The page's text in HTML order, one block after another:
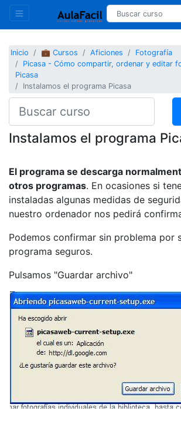
Inicio 💼 Cursos Aficiones
Fotografía
Picasa - Cómo compartir, ordenar y editar
Picasa
Instalamos el programa Picasa
Instalamos el programa
El programa se descarga
otros programas. En ocasiones si
instaladas algunas medidas de
nuestro ordenador nos pedirá
Podemos confirmar sin problema por
programa seguros.
Pulsamos "Guardar archivo"